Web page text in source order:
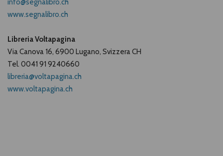
info@segnalibro.ch
www.segnalibro.ch
Libreria Voltapagina
Via Canova 16, 6900 Lugano, SvizzeraCH
Tel. 0041 91 9240660
libreria@voltapagina.ch
www.voltapagina.ch